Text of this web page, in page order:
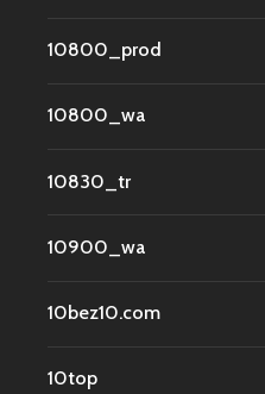
10800_prod
10800_wa
10830_tr
10900_wa
10bez10.com
10top